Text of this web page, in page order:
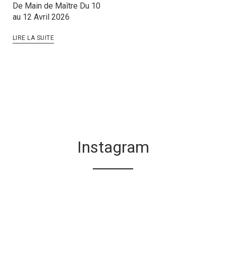
De Main de Maître Du 10
au 12 Avril 2026
LIRE LA SUITE
Instagram